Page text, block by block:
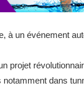
à un événement
projet
dans